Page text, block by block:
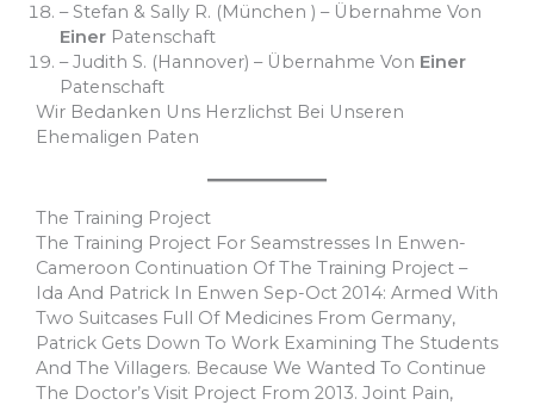
– Stefan & Sally R. (München ) – Übernahme Von
Einer Patenschaft
– Judith S. (Hannover) – Übernahme Von Einer
Patenschaft
Wir Bedanken Uns Herzlichst Bei Unseren
Ehemaligen Paten
The Training Project
The Training Project For Seamstresses In Enwen-
Cameroon Continuation Of The Training Project –
Ida And Patrick In Enwen Sep-Oct 2014: Armed With
Two Suitcases Full Of Medicines From Germany,
Patrick Gets Down To Work Examining The Students
And The Villagers. Because We Wanted To Continue
The Doctor’s Visit Project From 2013. Joint Pain,